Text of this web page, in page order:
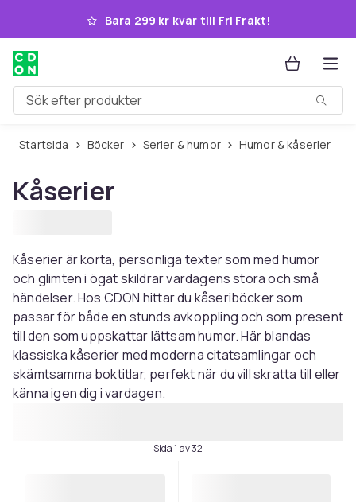
Hoppa till huvudinnehållet
Bara 299 kr kvar till Fri Frakt!
Sök efter produkter
Startsida Böcker Serier & humor Humor & kåserier
Kåserier
Kåserier är korta, personliga texter som med humor
och glimten i ögat skildrar vardagens stora och små
händelser. Hos CDON hittar du kåseriböcker som
passar för både en stunds avkoppling och som present
till den som uppskattar lättsam humor. Här blandas
klassiska kåserier med moderna citatsamlingar och
skämtsamma boktitlar, perfekt när du vill skratta till eller
känna igen dig i vardagen.
Sida 1 av 32